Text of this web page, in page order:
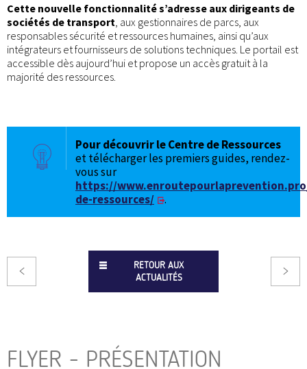
Cette nouvelle fonctionnalité s’adresse aux dirigeants de
sociétés de transport , aux gestionnaires de parcs, aux
responsables sécurité et ressources humaines, ainsi qu’aux
intégrateurs et fournisseurs de solutions techniques. Le portail est
accessible dès aujourd’hui et propose un accès gratuit à la
majorité des ressources.
Pour découvrir le Centre de Ressources
et télécharger les premiers guides, rendez-
vous sur
https://
de-ressources/
.
RETOUR AUX
ACTUALITÉS
FLYER - PRÉSENTATION